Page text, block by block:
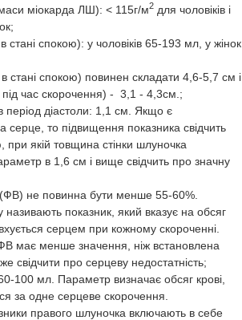
міокарда ЛШ): < 115г/м2 для чоловіків і
спокою): у чоловіків 65-193 мл, у жінок
стані спокою) повинен складати 4,6-5,7 см і
час скорочення) - 3,1 - 4,3см.;
період діастоли: 1,1 см. Якщо є
серце, то підвищення показника свідчить
при якій товщина стінки шлуночка
в 1,6 см і вище свідчить про значну
не повинна бути менше 55-60%.
називають показник, який вказує на обсяг
серцем при кожному скороченні.
має менше значення, ніж встановлена
свідчити про серцеву недостатність;
100 мл. Параметр визначає обсяг крові,
за одне серцеве скорочення.
правого шлуночка включають в себе